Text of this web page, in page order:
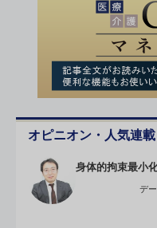
オピニオン・人気連載
身体的拘束最小
デ